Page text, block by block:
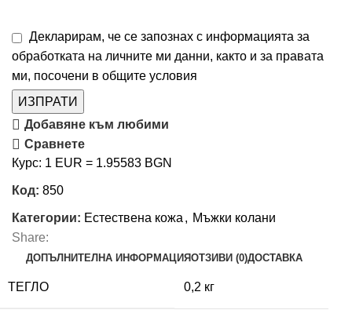
Декларирам, че се запознах с информацията за
обработката на личните ми данни, както и за правата
ми, посочени в общите условия
ИЗПРАТИ
Добавяне към любими
Сравнете
Курс: 1 EUR = 1.95583 BGN
Код: 850
Категории: Естествена кожа , Мъжки колани
Share:
ДОПЪЛНИТЕЛНА ИНФОРМАЦИЯОТЗИВИ (0)ДОСТАВКА
ТЕГЛО 0,2 кг